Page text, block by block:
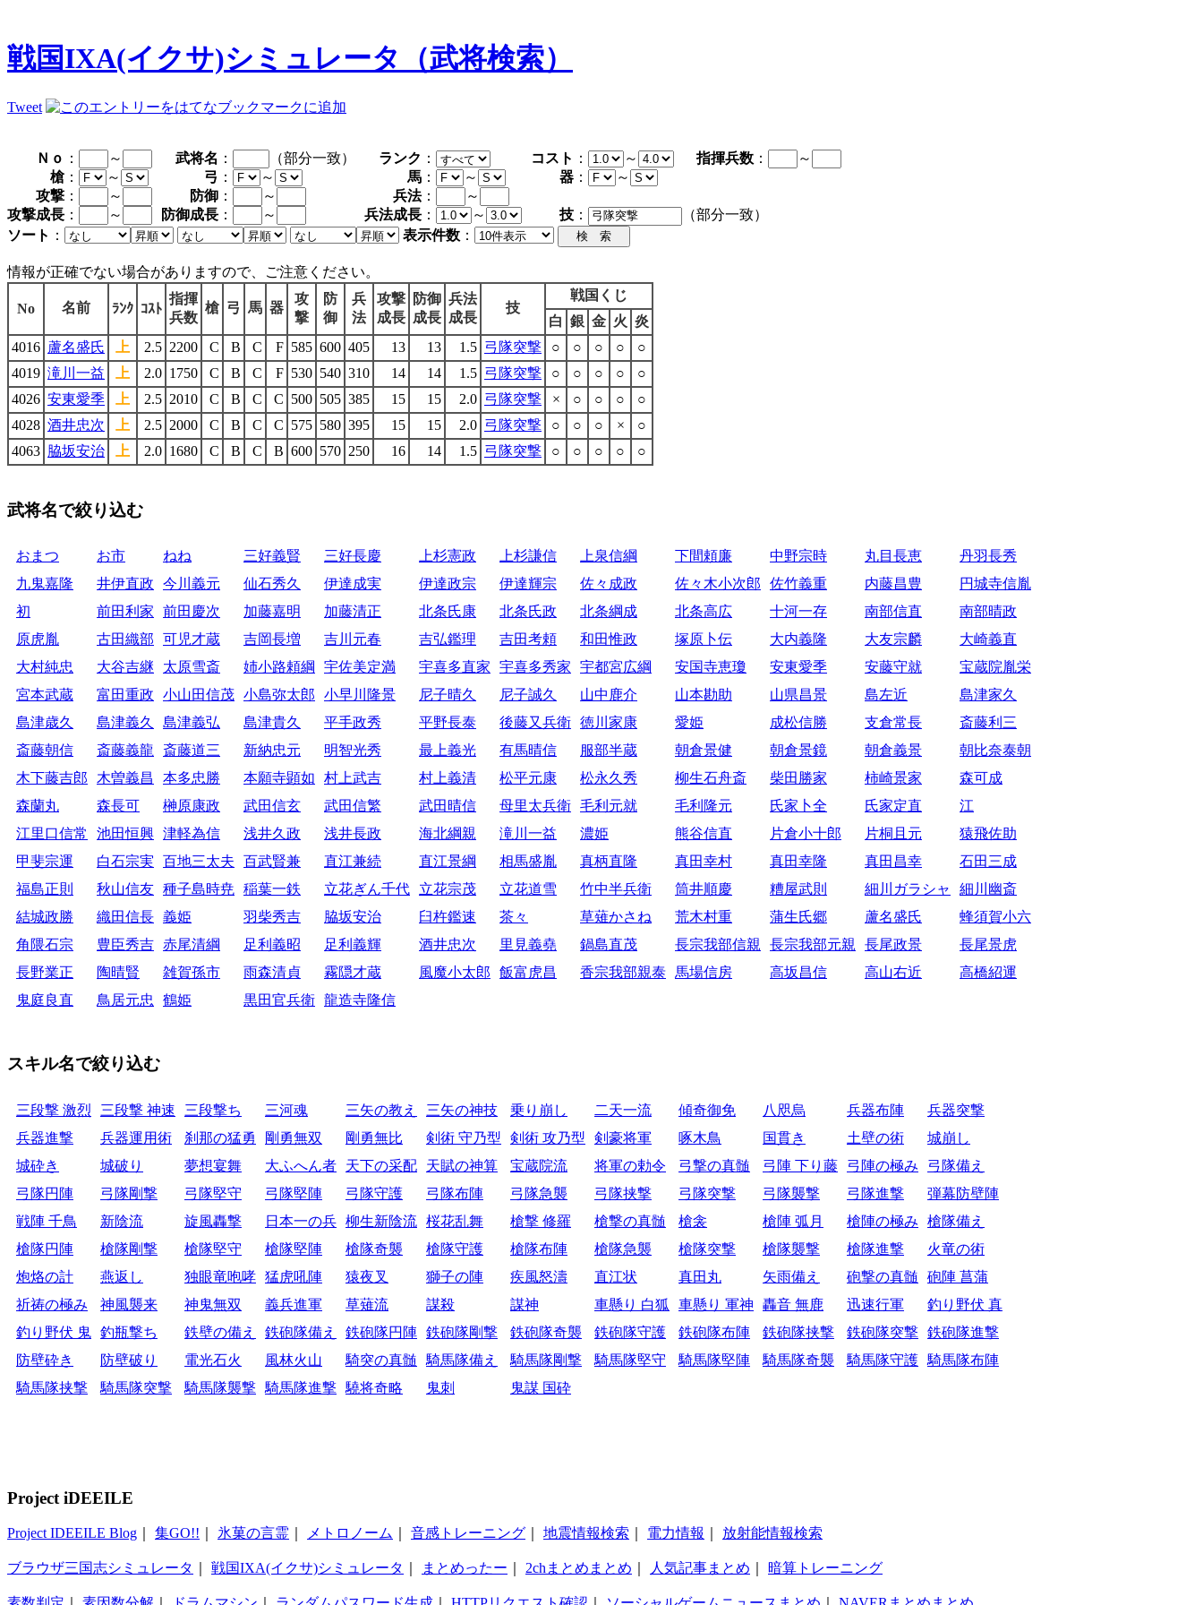
戦国IXA(イクサ)シミュレータ（武将検索）
Tweet
Ｎｏ ： ～ 武将名 ： （部分一致） ランク ： コスト ： ～ 指揮兵数 ：
～
槍 ： ～ 弓 ： ～ 馬 ： ～ 器 ：
～
攻撃 ： ～ 防御 ： ～ 兵法：
～
攻撃成長 ： ～ 防御成長 ： ～ 兵法成長 ： ～ 技 ：
（部分一致）
ソート ： 表示件数 ：
情報が正確でない場合がありますので、ご注意ください。
No 名前 ﾗﾝｸ ｺｽﾄ
指揮
兵数
槍 弓 馬 器
攻
撃
防
御
兵
法
攻撃
成長
防御
成長
兵法
成長
技
戦国くじ
白 銀 金 火 炎
4016 蘆名盛氏 上 2.5 2200 C B C F 585 600 405 13 13 1.5 弓隊突撃 ○ ○ ○ ○
○
4019 滝川一益 上 2.0 1750 C B C F 530 540 310 14 14 1.5 弓隊突撃 ○ ○ ○ ○
○
4026 安東愛季 上 2.5 2010 C B C C 500 505 385 15 15 2.0 弓隊突撃 × ○ ○ ○
○
4028 酒井忠次 上 2.5 2000 C B C C 575 580 395 15 15 2.0 弓隊突撃 ○ ○ ○ ×
○
4063 脇坂安治 上 2.0 1680 C B C B 600 570 250 16 14 1.5 弓隊突撃 ○ ○ ○ ○ ○
武将名で絞り込む
おまつ お市 ねね 三好義賢 三好長慶 上杉憲政 上杉謙信 上泉信綱 下間頼廉 中野宗時 丸目長恵
丹羽長秀
九鬼嘉隆
井伊直政 今川義元 仙石秀久 伊達成実 伊達政宗 伊達輝宗 佐々成政 佐々木小次郎 佐竹義重 内藤昌豊
円城寺信胤
初
前田利家 前田慶次 加藤嘉明 加藤清正 北条氏康 北条氏政 北条綱成 北条高広 十河一存 南部信直
南部晴政
原虎胤
古田織部 可児才蔵 吉岡長増 吉川元春 吉弘鑑理 吉田考頼 和田惟政 塚原卜伝 大内義隆 大友宗麟
大崎義直
大村純忠
大谷吉継 太原雪斎 姉小路頼綱 宇佐美定満 宇喜多直家 宇喜多秀家 宇都宮広綱 安国寺恵瓊 安東愛季 安藤守就
宝蔵院胤栄
宮本武蔵
富田重政 小山田信茂 小島弥太郎 小早川隆景 尼子晴久 尼子誠久 山中鹿介 山本勘助 山県昌景 島左近
島津家久
島津歳久
島津義久 島津義弘 島津貴久 平手政秀 平野長泰 後藤又兵衛 徳川家康 愛姫 成松信勝 支倉常長
斎藤利三
斎藤朝信
斎藤義龍 斎藤道三 新納忠元 明智光秀 最上義光 有馬晴信 服部半蔵 朝倉景健 朝倉景鏡 朝倉義景
朝比奈泰朝
木下藤吉郎
木曽義昌 本多忠勝 本願寺顕如 村上武吉 村上義清 松平元康 松永久秀 柳生石舟斎 柴田勝家 柿崎景家
森可成
森蘭丸
森長可 榊原康政 武田信玄 武田信繁 武田晴信 母里太兵衛 毛利元就 毛利隆元 氏家卜全 氏家定直
江
江里口信常
池田恒興 津軽為信 浅井久政 浅井長政 海北綱親 滝川一益 濃姫 熊谷信直 片倉小十郎 片桐且元
猿飛佐助
甲斐宗運
白石宗実 百地三太夫 百武賢兼 直江兼続 直江景綱 相馬盛胤 真柄直隆 真田幸村 真田幸隆 真田昌幸
石田三成
福島正則
秋山信友 種子島時尭 稲葉一鉄 立花ぎん千代 立花宗茂 立花道雪 竹中半兵衛 筒井順慶 糟屋武則 細川ガラシャ
細川幽斎
結城政勝
織田信長 義姫 羽柴秀吉 脇坂安治 臼杵鑑速 茶々 草薙かさね 荒木村重 蒲生氏郷 蘆名盛氏
蜂須賀小六
角隈石宗
豊臣秀吉 赤尾清綱 足利義昭 足利義輝 酒井忠次 里見義堯 鍋島直茂 長宗我部信親 長宗我部元親 長尾政景
長尾景虎
長野業正
陶晴賢 雑賀孫市 雨森清貞 霧隠才蔵 風魔小太郎 飯富虎昌 香宗我部親泰 馬場信房 高坂昌信 高山右近
高橋紹運
鬼庭良直
鳥居元忠 鶴姫 黒田官兵衛 龍造寺隆信
スキル名で絞り込む
三段撃 激烈 三段撃 神速 三段撃ち 三河魂 三矢の教え 三矢の神技 乗り崩し 二天一流 傾奇御免 八咫烏 兵器布陣
兵器突撃
兵器進撃
兵器運用術 刹那の猛勇 剛勇無双 剛勇無比 剣術 守乃型 剣術 攻乃型 剣豪将軍 啄木鳥 国貫き 土壁の術
城崩し
城砕き
城破り 夢想宴舞 大ふへん者 天下の采配 天賦の神算 宝蔵院流 将軍の勅令 弓撃の真髄 弓陣 下り藤 弓陣の極み
弓隊備え
弓隊円陣
弓隊剛撃 弓隊堅守 弓隊堅陣 弓隊守護 弓隊布陣 弓隊急襲 弓隊挟撃 弓隊突撃 弓隊襲撃 弓隊進撃
弾幕防壁陣
戦陣 千鳥
新陰流 旋風轟撃 日本一の兵 柳生新陰流 桜花乱舞 槍撃 修羅 槍撃の真髄 槍衾 槍陣 弧月 槍陣の極み
槍隊備え
槍隊円陣
槍隊剛撃 槍隊堅守 槍隊堅陣 槍隊奇襲 槍隊守護 槍隊布陣 槍隊急襲 槍隊突撃 槍隊襲撃 槍隊進撃
火竜の術
炮烙の計
燕返し 独眼竜咆哮 猛虎吼陣 猿夜叉 獅子の陣 疾風怒濤 直江状 真田丸 矢雨備え 砲撃の真髄
砲陣 菖蒲
祈祷の極み
神風襲来 神鬼無双 義兵進軍 草薙流 謀殺 謀神 車懸り 白狐 車懸り 軍神 轟音 無鹿 迅速行軍
釣り野伏 真
釣り野伏 鬼 釣瓶撃ち 鉄壁の備え 鉄砲隊備え 鉄砲隊円陣 鉄砲隊剛撃 鉄砲隊奇襲 鉄砲隊守護 鉄砲隊布陣 鉄砲隊挟撃 鉄砲隊突撃 鉄砲隊進撃
防壁砕き
防壁破り 電光石火 風林火山 騎突の真髄 騎馬隊備え 騎馬隊剛撃 騎馬隊堅守 騎馬隊堅陣 騎馬隊奇襲 騎馬隊守護 騎馬隊布陣
騎馬隊挟撃
騎馬隊突撃 騎馬隊襲撃 騎馬隊進撃 驍将奇略 鬼刺 鬼謀 国砕
Project iDEEILE
Project IDEEILE Blog 集GO!! 氷菓の言霊 メトロノーム 音感トレーニング 地震情報検索 電力情報 放射能情報検索
ブラウザ三国志シミュレータ 戦国IXA(イクサ)シミュレータ まとめったー 2chまとめまとめ 人気記事まとめ 暗算トレーニング